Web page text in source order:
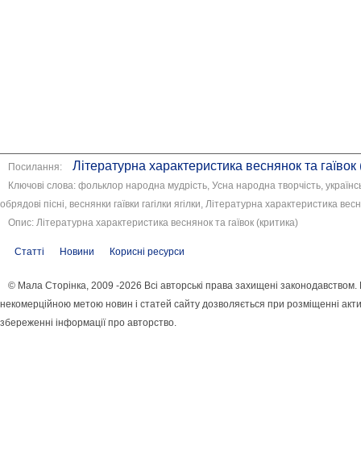
Посилання: Літературна характеристика веснянок та гаївок
Ключові слова: фольклор народна мудрість, Усна народна творчість,
обрядові пісні, веснянки гаївки гагілки ягілки, Літературна характеристика
Опис: Літературна характеристика веснянок та гаївок (критика)
Статті Новини Корисні ресурси
© Мала Сторінка, 2009 -2026 Всі авторські права захищені
некомерційною метою новин і статей сайту дозволяється при розміщенні
збереженні інформації про авторство.